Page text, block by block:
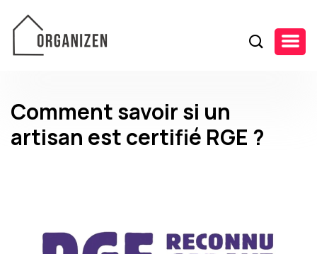
Comment savoir si un
artisan est certifié RGE ?